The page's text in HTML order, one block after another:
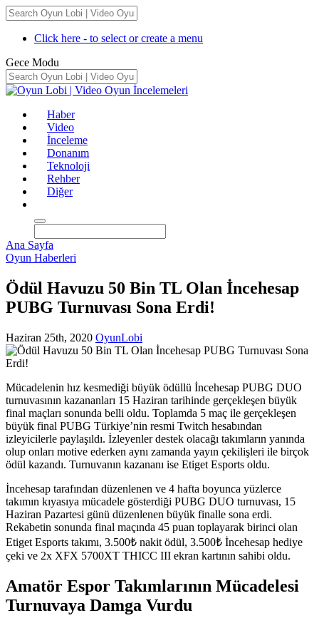
Click here - to select or create a menu
Gece Modu
Haber
Video
İnceleme
Donanım
Teknoloji
Rehber
Diğer
Ana Sayfa
Oyun Haberleri
Ödül Havuzu 50 Bin TL Olan İncehesap
PUBG Turnuvası Sona Erdi!
Haziran 25th, 2020 OyunLobi
Mücadelenin hız kesmediği büyük ödüllü İncehesap PUBG DUO
turnuvasının kazananları 15 Haziran tarihinde gerçekleşen büyük
final maçları sonunda belli oldu. Toplamda 5 maç ile gerçekleşen
büyük final PUBG Türkiye’nin resmi Twitch hesabından
izleyicilerle paylaşıldı. İzleyenler destek olacağı takımların yanında
olup onları motive ederken aynı zamanda yayın çekilişleri ile birçok
ödül kazandı. Turnuvanın kazananı ise Etiget Esports oldu.
İncehesap tarafından düzenlenen ve 4 hafta boyunca yüzlerce
takımın kıyasıya mücadele gösterdiği PUBG DUO turnuvası, 15
Haziran Pazartesi günü düzenlenen büyük finalle sona erdi.
Rekabetin sonunda final maçında 45 puan toplayarak birinci olan
Etiget Esports takımı, 3.500₺ nakit ödül, 3.500₺ İncehesap hediye
çeki ve 2x XFX 5700XT THICC III ekran kartının sahibi oldu.
Amatör Espor Takımlarının Mücadelesi
Turnuvaya Damga Vurdu